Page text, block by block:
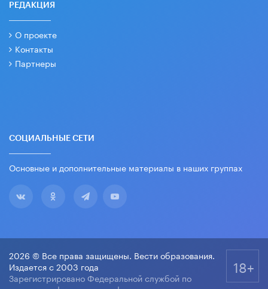
РЕДАКЦИЯ
О проекте
Контакты
Партнеры
СОЦИАЛЬНЫЕ СЕТИ
Основные и дополнительные материалы в наших группах
2026 © Все права защищены. Вести образования.
Издается с 2003 года
Зарегистрировано Федеральной службой по
18+